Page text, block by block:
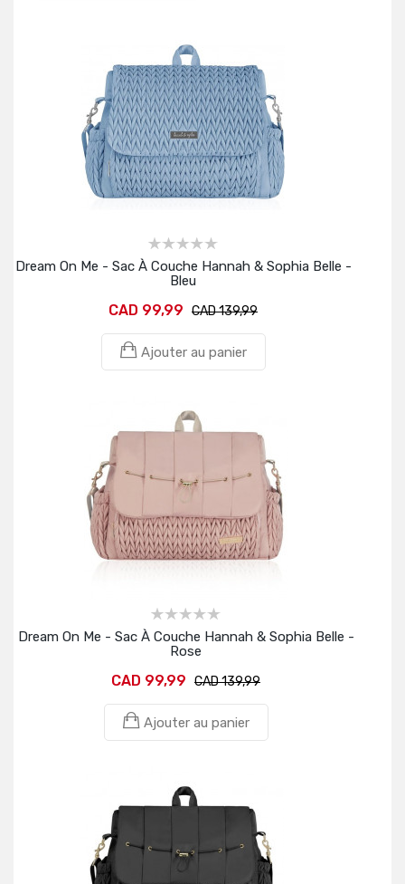
Dream On Me - Sac À Couche Hannah & Sophia Belle -
Bleu
CAD 99,99 CAD 139,99
Ajouter au panier
Dream On Me - Sac À Couche Hannah & Sophia Belle -
Rose
CAD 99,99 CAD 139,99
Ajouter au panier